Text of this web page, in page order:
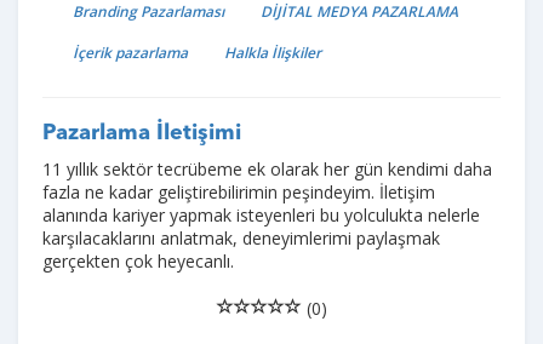
Branding Pazarlaması
DİJİTAL MEDYA PAZARLAMA
İçerik pazarlama
Halkla İlişkiler
Pazarlama İletişimi
11 yıllık sektör tecrübeme ek olarak her gün kendimi daha
fazla ne kadar geliştirebilirimin peşindeyim. İletişim
alanında kariyer yapmak isteyenleri bu yolculukta nelerle
karşılacaklarını anlatmak, deneyimlerimi paylaşmak
gerçekten çok heyecanlı.
(0)